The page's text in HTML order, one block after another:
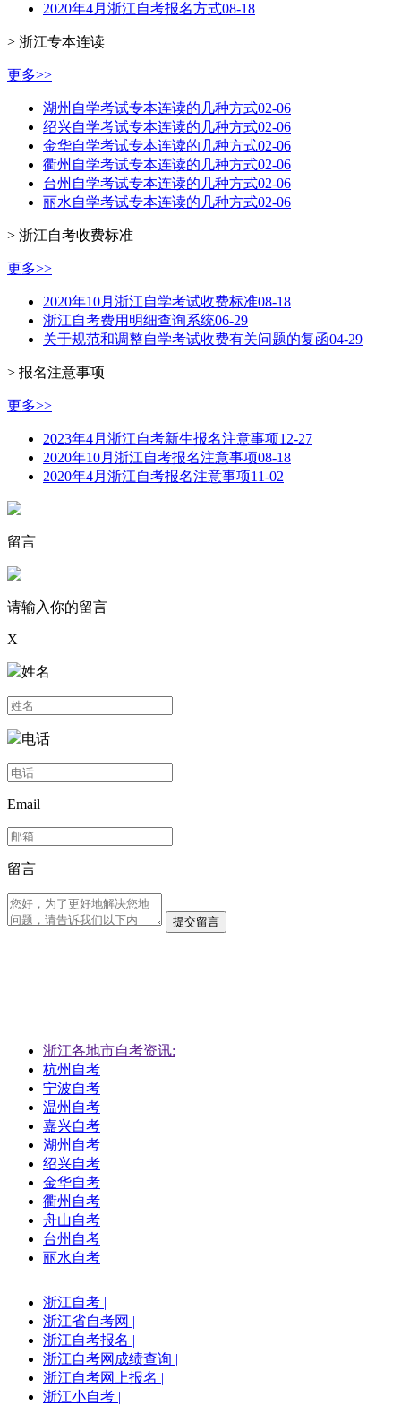
2020年4月浙江自考报名方式08-18
> 浙江专本连读
更多>>
湖州自学考试专本连读的几种方式02-06
绍兴自学考试专本连读的几种方式02-06
金华自学考试专本连读的几种方式02-06
衢州自学考试专本连读的几种方式02-06
台州自学考试专本连读的几种方式02-06
丽水自学考试专本连读的几种方式02-06
> 浙江自考收费标准
更多>>
2020年10月浙江自学考试收费标准08-18
浙江自考费用明细查询系统06-29
关于规范和调整自学考试收费有关问题的复函04-29
> 报名注意事项
更多>>
2023年4月浙江自考新生报名注意事项12-27
2020年10月浙江自考报名注意事项08-18
2020年4月浙江自考报名注意事项11-02
留言
请输入你的留言
X
姓名
电话
Email
留言
提交留言
浙江各地市自考资讯:
杭州自考
宁波自考
温州自考
嘉兴自考
湖州自考
绍兴自考
金华自考
衢州自考
舟山自考
台州自考
丽水自考
浙江自考 |
浙江省自考网 |
浙江自考报名 |
浙江自考网成绩查询 |
浙江自考网上报名 |
浙江小自考 |